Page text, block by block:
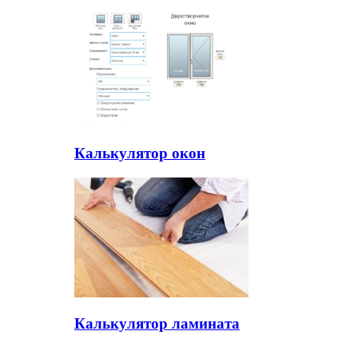
Калькулятор окон
Калькулятор ламината